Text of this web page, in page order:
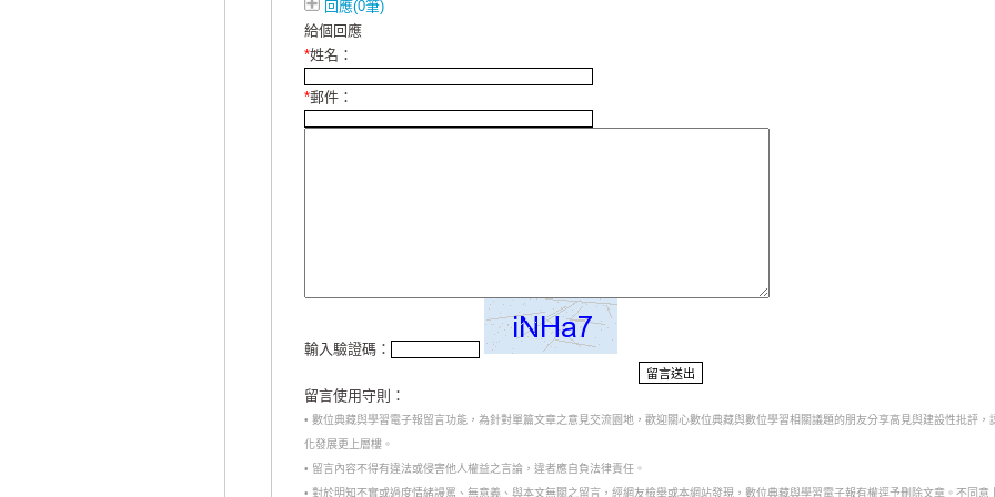
回應(0筆)
給個回應
*姓名：
*郵件：
輸入驗證碼：
留言使用守則：
• 數位典藏與學習電子報留言功能，為針對單篇文章之意見交流園地，歡迎關心數位典藏與數位學習相關議題的朋友分享高見與建設性批評，
化發展更上層樓。
• 留言內容不得有違法或侵害他人權益之言論，違者應自負法律責任。
• 對於明知不實或過度情緒謾罵、無意義、與本文無關之留言，經網友檢舉或本網站發現，數位典藏與學習電子報有權逕予刪除文章。不同意